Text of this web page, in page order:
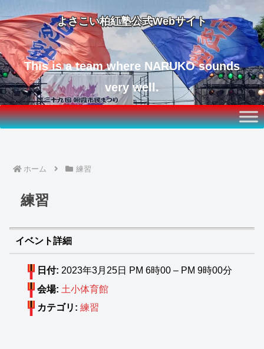
よさこい柏紅塾公式Webサイト
This is a team where NARUKO sounds
very well.
ホーム 練習
練習
イベント詳細
日付: 2023年3月25日 PM 6時00 – PM 9時00分
会場: 土小体育館
カテゴリ: 練習